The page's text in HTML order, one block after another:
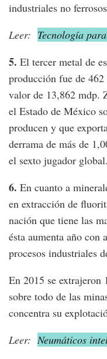
industriales no
Leer: Tecnología
5. El tercer metal de
producción fue de
valor de 13,862 mdp.
el Estado de México
producen y que
derrama de más de
el sexto jugador global.
6. En cuanto a
en extracción de
nación que tiene las
ésta aumenta año con
procesos industriales
En 2015 se extrajeron
sobre todo de las
concentra su
Leer: Neumáticos